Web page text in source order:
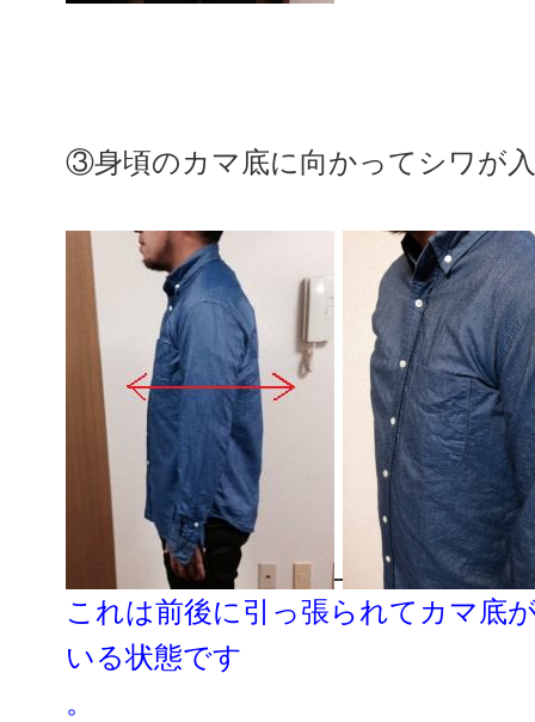
③身頃のカマ底に向かってシワが
これは前後に引っ張られてカマ底
いる状態です
。